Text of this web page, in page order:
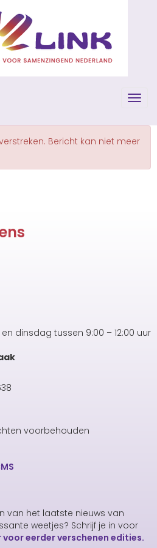
Bericht kan niet meer
dinsdag tussen 9:00 – 12:00 uur
voorbehouden
van het laatste nieuws van
weetjes? Schrijf je in voor
voor eerder verschenen edities.